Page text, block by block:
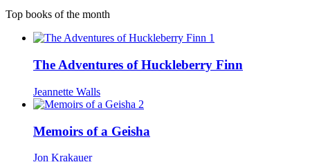
Top books of the month
1
The Adventures of Huckleberry Finn
Jeannette Walls
2
Memoirs of a Geisha
Jon Krakauer